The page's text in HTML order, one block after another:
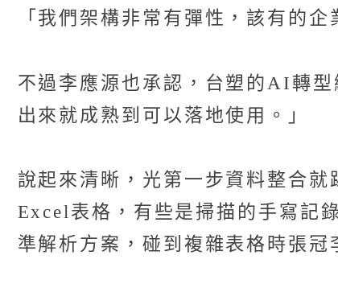
「我們架構非常有彈性，該有的
不過李應源也承認，台塑的AI轉
出來就成熟到可以落地使用。」
說起來清晰，光第一步資料整合
Excel表格，有些是掃描的手寫記
準解析方案，碰到複雜表格時張冠